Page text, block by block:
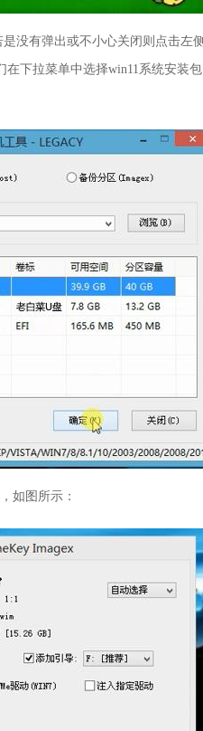
没有弹出或不小心关闭则点击左
下拉菜单中选择win11系统安装
如图所示：